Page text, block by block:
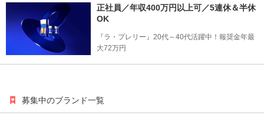
正社員／年収400万円以上可／5連休＆半休
OK
『ラ・プレリー』20代～40代活躍中！報奨金年最
大72万円
募集中のブランド一覧